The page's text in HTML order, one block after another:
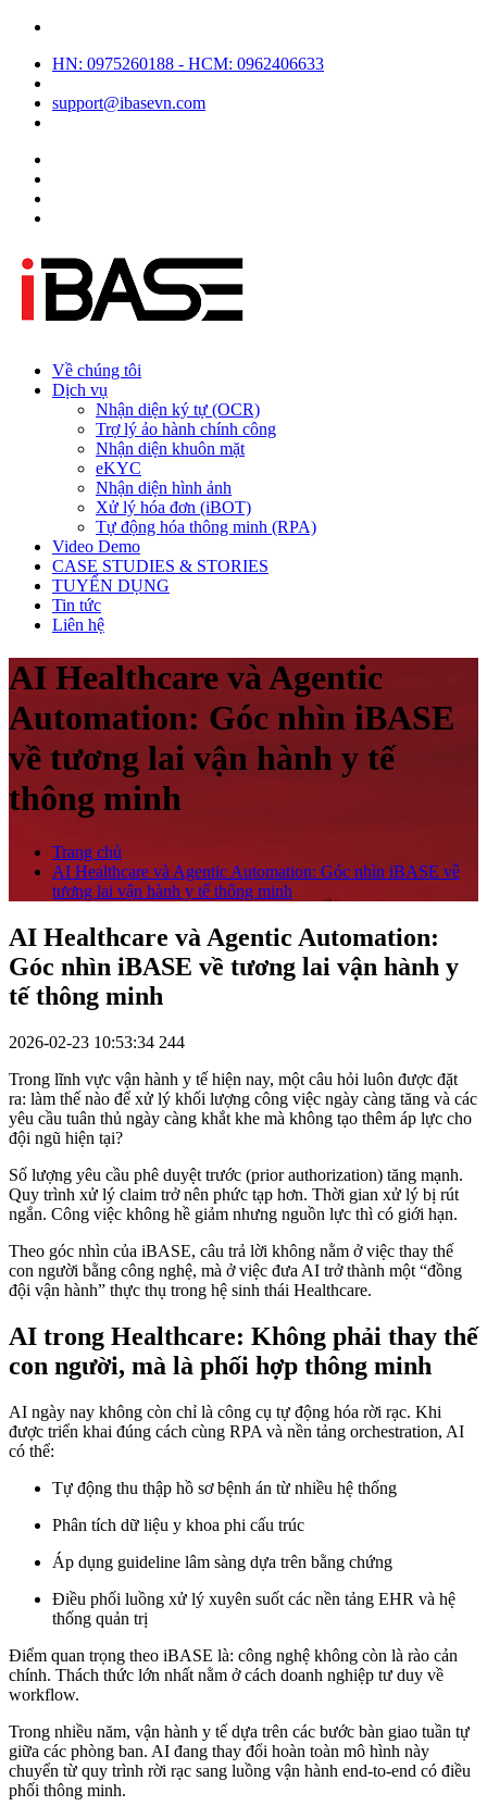
HN: 0975260188 - HCM: 0962406633
support@ibasevn.com
Về chúng tôi
Dịch vụ
Nhận diện ký tự (OCR)
Trợ lý ảo hành chính công
Nhận diện khuôn mặt
eKYC
Nhận diện hình ảnh
Xử lý hóa đơn (iBOT)
Tự động hóa thông minh (RPA)
Video Demo
CASE STUDIES & STORIES
TUYỂN DỤNG
Tin tức
Liên hệ
AI Healthcare và Agentic
Automation: Góc nhìn iBASE
về tương lai vận hành y tế
thông minh
Trang chủ
AI Healthcare và Agentic Automation: Góc nhìn iBASE về
tương lai vận hành y tế thông minh
AI Healthcare và Agentic Automation:
Góc nhìn iBASE về tương lai vận hành y
tế thông minh
2026-02-23 10:53:34 244
Trong lĩnh vực vận hành y tế hiện nay, một câu hỏi luôn được đặt
ra: làm thế nào để xử lý khối lượng công việc ngày càng tăng và các
yêu cầu tuân thủ ngày càng khắt khe mà không tạo thêm áp lực cho
đội ngũ hiện tại?
Số lượng yêu cầu phê duyệt trước (prior authorization) tăng mạnh.
Quy trình xử lý claim trở nên phức tạp hơn. Thời gian xử lý bị rút
ngắn. Công việc không hề giảm nhưng nguồn lực thì có giới hạn.
Theo góc nhìn của iBASE, câu trả lời không nằm ở việc thay thế
con người bằng công nghệ, mà ở việc đưa AI trở thành một “đồng
đội vận hành” thực thụ trong hệ sinh thái Healthcare.
AI trong Healthcare: Không phải thay thế
con người, mà là phối hợp thông minh
AI ngày nay không còn chỉ là công cụ tự động hóa rời rạc. Khi
được triển khai đúng cách cùng RPA và nền tảng orchestration, AI
có thể:
Tự động thu thập hồ sơ bệnh án từ nhiều hệ thống
Phân tích dữ liệu y khoa phi cấu trúc
Áp dụng guideline lâm sàng dựa trên bằng chứng
Điều phối luồng xử lý xuyên suốt các nền tảng EHR và hệ
thống quản trị
Điểm quan trọng theo iBASE là: công nghệ không còn là rào cản
chính. Thách thức lớn nhất nằm ở cách doanh nghiệp tư duy về
workflow.
Trong nhiều năm, vận hành y tế dựa trên các bước bàn giao tuần tự
giữa các phòng ban. AI đang thay đổi hoàn toàn mô hình này
chuyển từ quy trình rời rạc sang luồng vận hành end-to-end có điều
phối thông minh.